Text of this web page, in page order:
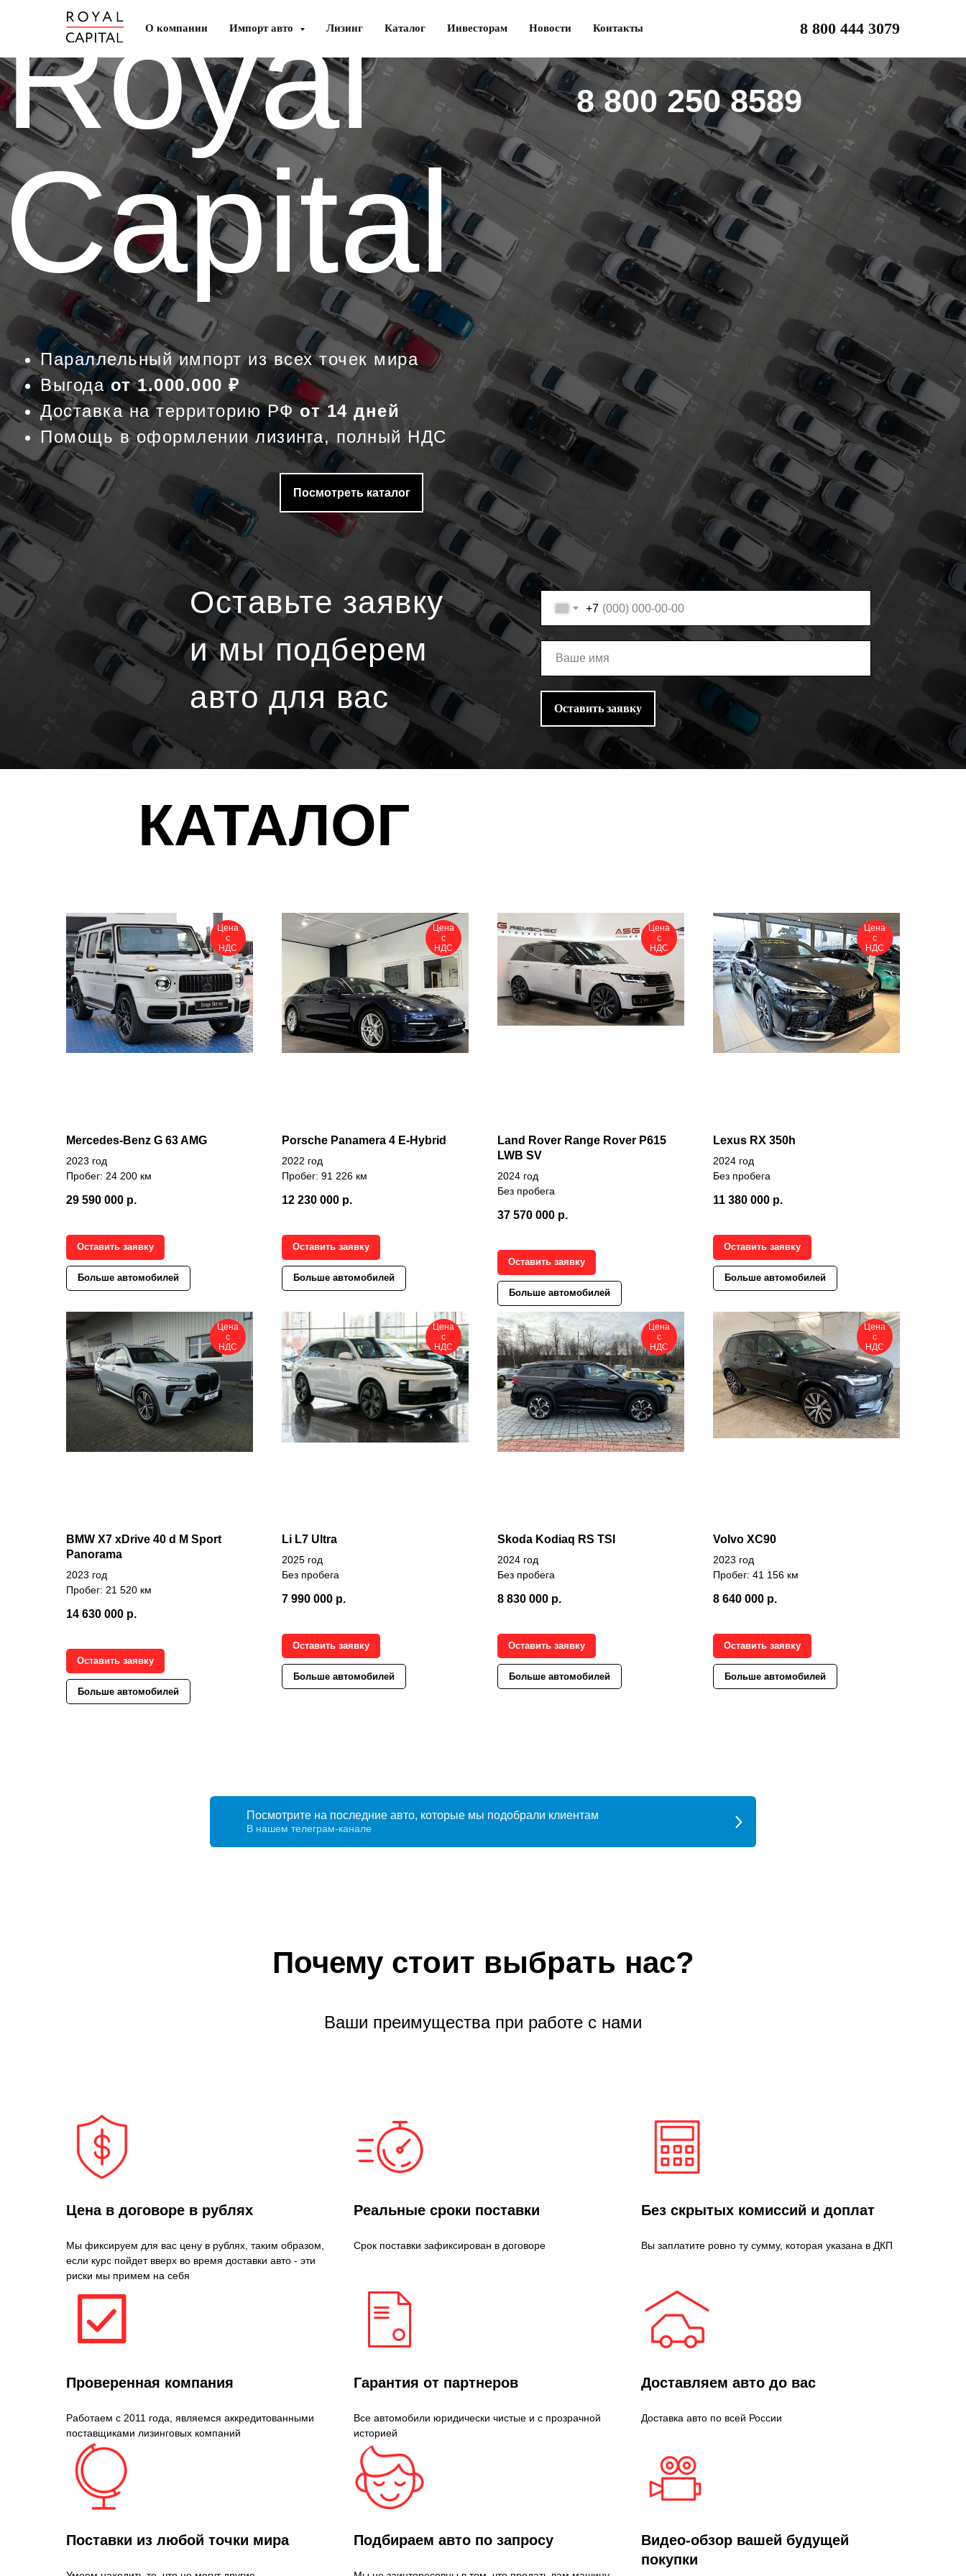
О компании Импорт авто Лизинг Каталог Инвесторам Новости Контакты 8 800 444 3079
Royal
Capital
Параллельный импорт из всех точек мира
Выгодаот 1.000.000 ₽
Доставка на территорию РФот 14 дней
Помощь в оформлении лизинга, полный НДС
Оставьте заявку
и мы подберем
авто для вас
Посмотреть каталог
+7
Оставить заявку
8 800 250 8589
КАТАЛОГ
Цена
с
НДС
Mercedes-Benz G 63 AMG
2023 год
Пробег: 24 200 км
29 590 000 р.
Оставить заявку
Больше автомобилей
Цена
с
НДС
Porsche Panamera 4 E-Hybrid
2022 год
Пробег: 91 226 км
12 230 000 р.
Оставить заявку
Больше автомобилей
Цена
с
НДС
Land Rover Range Rover P615
LWB SV
2024 год
Без пробега
37 570 000 р.
Оставить заявку
Больше автомобилей
Цена
с
НДС
Lexus RX 350h
2024 год
Без пробега
11 380 000 р.
Оставить заявку
Больше автомобилей
Цена
с
НДС
BMW X7 xDrive 40 d M Sport
Panorama
2023 год
Пробег: 21 520 км
14 630 000 р.
Оставить заявку
Больше автомобилей
Цена
с
НДС
Li L7 Ultra
2025 год
Без пробега
7 990 000 р.
Оставить заявку
Больше автомобилей
Цена
с
НДС
Skoda Kodiaq RS TSI
2024 год
Без пробега
8 830 000 р.
Оставить заявку
Больше автомобилей
Цена
с
НДС
Volvo XC90
2023 год
Пробег: 41 156 км
8 640 000 р.
Оставить заявку
Больше автомобилей
Посмотрите на последние авто, которые мы подобрали клиентам
В нашем телеграм-канале
Почему стоит выбрать нас?
Ваши преимущества при работе с нами
Цена в договоре в рублях
Мы фиксируем для вас цену в рублях, таким образом,
если курс пойдет вверх во время доставки авто - эти
риски мы примем на себя
Реальные сроки поставки
Срок поставки зафиксирован в договоре
Без скрытых комиссий и доплат
Вы заплатите ровно ту сумму, которая указана в ДКП
Проверенная компания
Работаем с 2011 года, являемся аккредитованными
поставщиками лизинговых компаний
Гарантия от партнеров
Все автомобили юридически чистые и с прозрачной
историей
Доставляем авто до вас
Доставка авто по всей России
Поставки из любой точки мира Подбираем авто по запросу
Видео-обзор вашей будущей
покупки